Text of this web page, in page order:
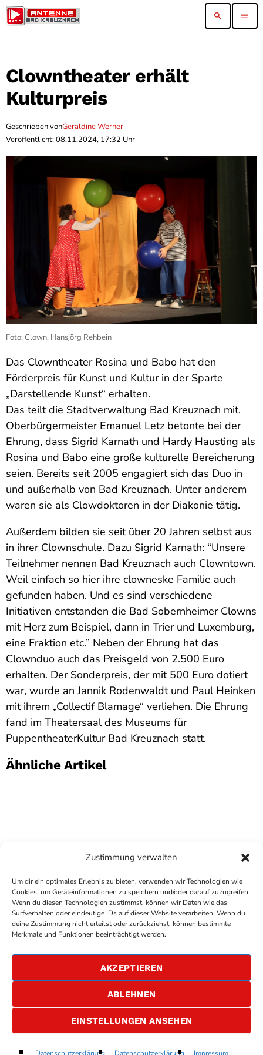
Zustimmung verwalten
Um dir ein optimales Erlebnis zu bieten, verwenden wir Technologien wie
Cookies, um Geräteinformationen zu speichern und/oder darauf zuzugreifen.
Wenn du diesen Technologien zustimmst, können wir Daten wie das
Surfverhalten oder eindeutige IDs auf dieser Website verarbeiten. Wenn du
deine Zustimmung nicht erteilst oder zurückziehst, können bestimmte
Merkmale und Funktionen beeinträchtigt werden.
AKZEPTIEREN
ABLEHNEN
EINSTELLUNGEN ANSEHEN
Unstoppable
search menu
Clowntheater erhält
Kulturpreis
Geschrieben vonGeraldine Werner
Veröffentlicht: 08.11.2024, 17:32 Uhr
Foto: Clown, Hansjörg Rehbein
Das Clowntheater Rosina und Babo hat den
Förderpreis für Kunst und Kultur in der Sparte
„Darstellende Kunst“ erhalten.
Das teilt die Stadtverwaltung Bad Kreuznach mit.
Oberbürgermeister Emanuel Letz betonte bei der
Ehrung, dass Sigrid Karnath und Hardy Hausting als
Rosina und Babo eine große kulturelle Bereicherung
seien. Bereits seit 2005 engagiert sich das Duo in
und außerhalb von Bad Kreuznach. Unter anderem
waren sie als Clowdoktoren in der Diakonie tätig.
Außerdem bilden sie seit über 20 Jahren selbst aus
in ihrer Clownschule. Dazu Sigrid Karnath: “Unsere
Teilnehmer nennen Bad Kreuznach auch Clowntown.
Weil einfach so hier ihre clowneske Familie auch
gefunden haben. Und es sind verschiedene
Initiativen entstanden die Bad Sobernheimer Clowns
mit Herz zum Beispiel, dann in Trier und Luxemburg,
eine Fraktion etc.” Neben der Ehrung hat das
Clownduo auch das Preisgeld von 2.500 Euro
erhalten. Der Sonderpreis, der mit 500 Euro dotiert
war, wurde an Jannik Rodenwaldt und Paul Heinken
mit ihrem „Collectif Blamage“ verliehen. Die Ehrung
fand im Theatersaal des Museums für
PuppentheaterKultur Bad Kreuznach statt.
Ähnliche Artikel
COPYRIGHTANTENNE BAD KREUZNACH
DATENSCHUTZERKLÄRUNG
ALLGEMEINE GESCHÄFTSBEDINGUNGEN
GEWINNSPIELBEDINGUNGEN